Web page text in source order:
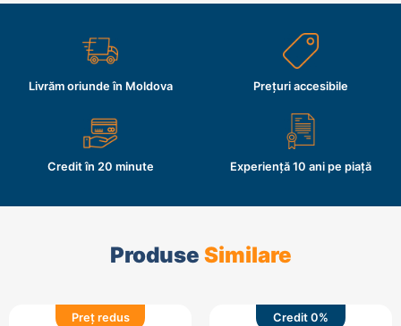
Livrăm oriunde în Moldova Prețuri accesibile
Credit în 20 minute Experiență 10 ani pe piață
Produse Similare
Preț redus Credit 0%